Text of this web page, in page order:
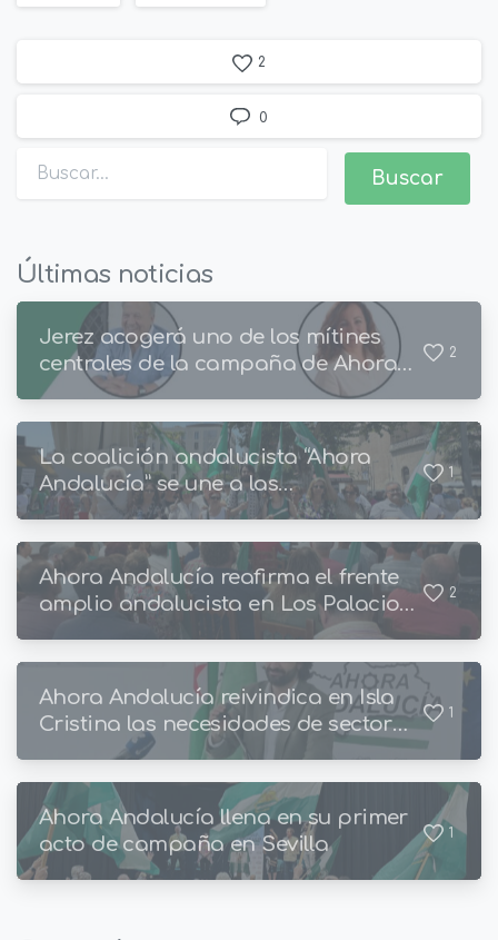
2
0
Buscar:
Últimas noticias
Jerez acogerá uno de los mítines
centrales de la campaña de Ahora
Andalucía
2
La coalición andalucista “Ahora
Andalucía” se une a las
manifestaciones en defensa de los
servicios públicos
1
Ahora Andalucía reafirma el frente
amplio andalucista en Los Palacios
y Villafranca, un municipio con
amplia tradición andalucista
2
Ahora Andalucía reivindica en Isla
Cristina las necesidades de sector
pesquero
1
Ahora Andalucía llena en su primer
acto de campaña en Sevilla
1